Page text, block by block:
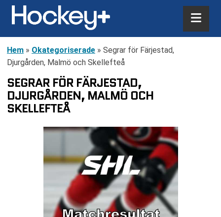
Hem » Okategoriserade » Segrar för Färjestad,
Djurgården, Malmö och Skellefteå
SEGRAR FÖR FÄRJESTAD,
DJURGÅRDEN, MALMÖ OCH
SKELLEFTEÅ